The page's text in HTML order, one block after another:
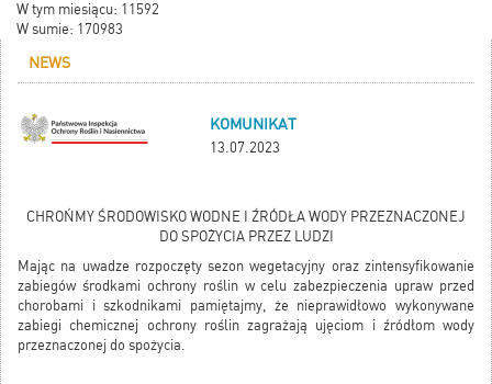
W tym miesiącu: 11592
W sumie: 170983
NEWS
KOMUNIKAT
13.07.2023
CHROŃMY ŚRODOWISKO WODNE I ŹRÓDŁA WODY PRZEZNACZONEJ
DO SPOŻYCIA PRZEZ LUDZI
Mając na uwadze rozpoczęty sezon wegetacyjny oraz zintensyfikowanie
zabiegów środkami ochrony roślin w celu zabezpieczenia upraw przed
chorobami i szkodnikami pamiętajmy, że nieprawidłowo wykonywane
zabiegi chemicznej ochrony roślin zagrażają ujęciom i źródłom wody
przeznaczonej do spożycia.